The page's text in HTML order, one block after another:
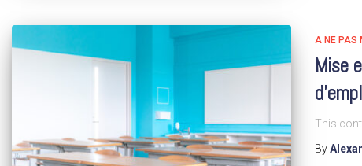
A NE PAS
Mise
This
By